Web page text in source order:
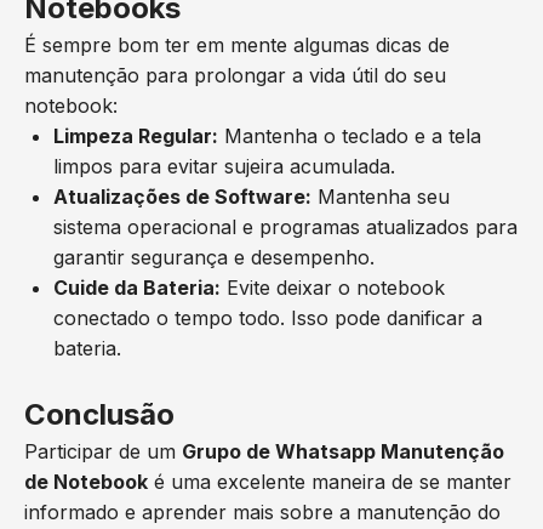
Notebooks
É sempre bom ter em mente algumas dicas de
manutenção para prolongar a vida útil do seu
notebook:
Limpeza Regular: Mantenha o teclado e a tela
limpos para evitar sujeira acumulada.
Atualizações de Software: Mantenha seu
sistema operacional e programas atualizados para
garantir segurança e desempenho.
Cuide da Bateria: Evite deixar o notebook
conectado o tempo todo. Isso pode danificar a
bateria.
Conclusão
Participar de um Grupo de Whatsapp Manutenção
de Notebook é uma excelente maneira de se manter
informado e aprender mais sobre a manutenção do